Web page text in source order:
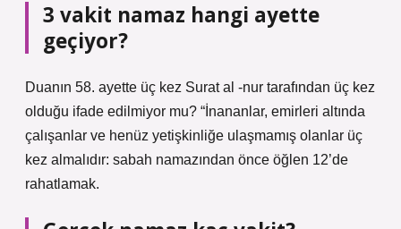
3 vakit namaz hangi ayette
geçiyor?
Duanın 58. ayette üç kez Surat al -nur tarafından üç kez
olduğu ifade edilmiyor mu? “İnananlar, emirleri altında
çalışanlar ve henüz yetişkinliğe ulaşmamış olanlar üç
kez almalıdır: sabah namazından önce öğlen 12’de
rahatlamak.